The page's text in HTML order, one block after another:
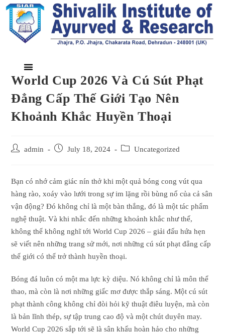
World Cup 2026 Và Cú Sút Phạt
Đẳng Cấp Thế Giới Tạo Nên
Khoảnh Khắc Huyền Thoại
admin July 18, 2024 Uncategorized
Bạn có nhớ cảm giác nín thở khi một quả bóng cong vút qua
hàng rào, xoáy vào lưới trong sự im lặng rồi bùng nổ của cả sân
vận động? Đó không chỉ là một bàn thắng, đó là một tác phẩm
nghệ thuật. Và khi nhắc đến những khoảnh khắc như thế,
không thể không nghĩ tới World Cup 2026 – giải đấu hứa hẹn
sẽ viết nên những trang sử mới, nơi những cú sút phạt đẳng cấp
thế giới có thể trở thành huyền thoại.
Bóng đá luôn có một ma lực kỳ diệu. Nó không chỉ là môn thể
thao, mà còn là nơi những giấc mơ được thắp sáng. Một cú sút
phạt thành công không chỉ đòi hỏi kỹ thuật điêu luyện, mà còn
là bản lĩnh thép, sự tập trung cao độ và một chút duyên may.
World Cup 2026 sắp tới sẽ là sân khấu hoàn hảo cho những